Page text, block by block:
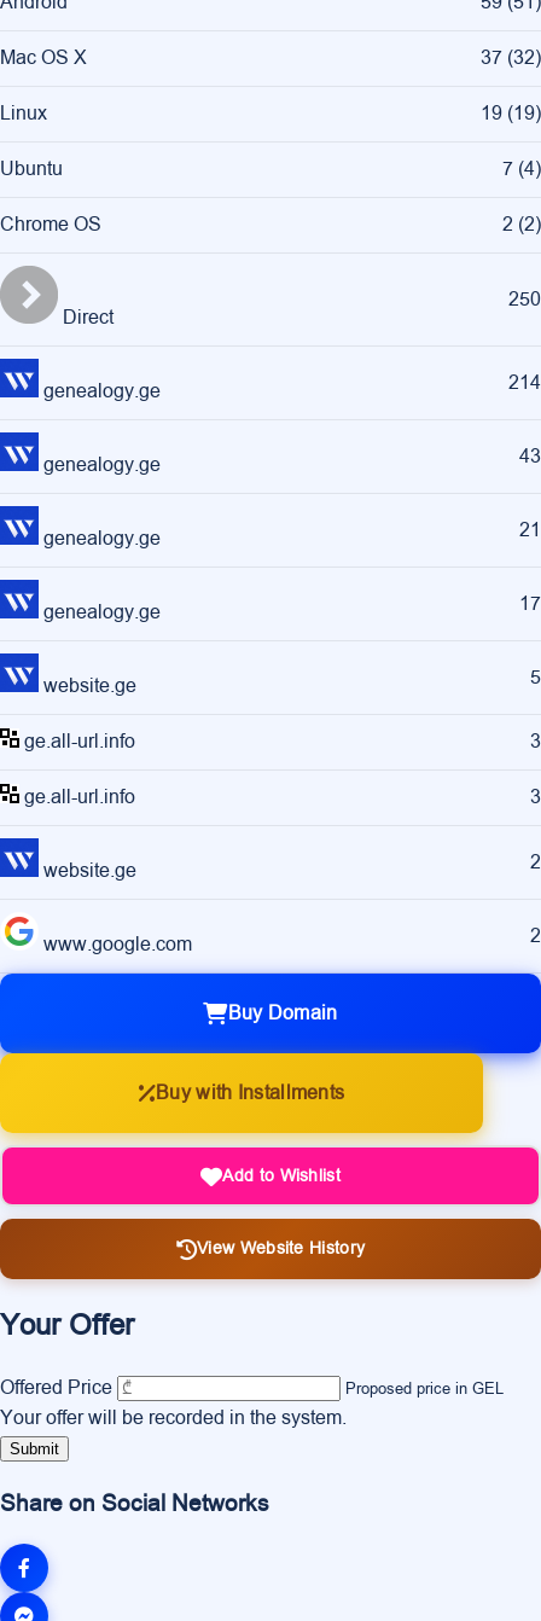
Mac OS X 37 (32)
Linux 19 (19)
Ubuntu 7 (4)
Chrome OS 2 (2)
Direct
250
genealogy.ge 214
genealogy.ge 43
genealogy.ge 21
genealogy.ge 17
website.ge 5
ge.all-url.info 3
ge.all-url.info 3
website.ge 2
www.google.com 2
Buy Domain
Buy with Installments
Add to Wishlist
View Website History
Your Offer
Offered Price Proposed price in GEL
Your offer will be recorded in the system.
Submit
Share on Social Networks